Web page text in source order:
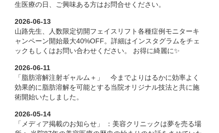
生医療の日、ご興味ある方はお問合せください。
2026-06-13
山路先生、人数限定切開フェイスリフト各種症例モニターキ
ャンペーン開始最大40%OFF。詳細はインスタグラムをチェ
ックもしくはお問い合わせください。 お得に綺麗に✨
2026-06-11
「脂肪溶解注射ギャルム＋」 今までよりはるかに効率よく
効果的に脂肪溶解を可能とする当院オリジナル技法と共に施
術開始いたしました。
2026-05-14
「メディア掲載のお知らせ」 ：美容クリニックは夢を売る場